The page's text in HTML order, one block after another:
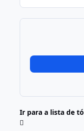
Ir para a lista de